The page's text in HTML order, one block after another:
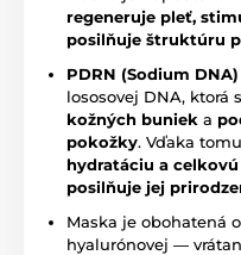
regeneruje pleť,
posilňuje štruktúru
PDRN (Sodium DNA)
lososovej DNA, ktorá
kožných buniek a
pokožky. Vďaka
hydratáciu a
posilňuje jej
Maska je obohatená
hyalurónovej —